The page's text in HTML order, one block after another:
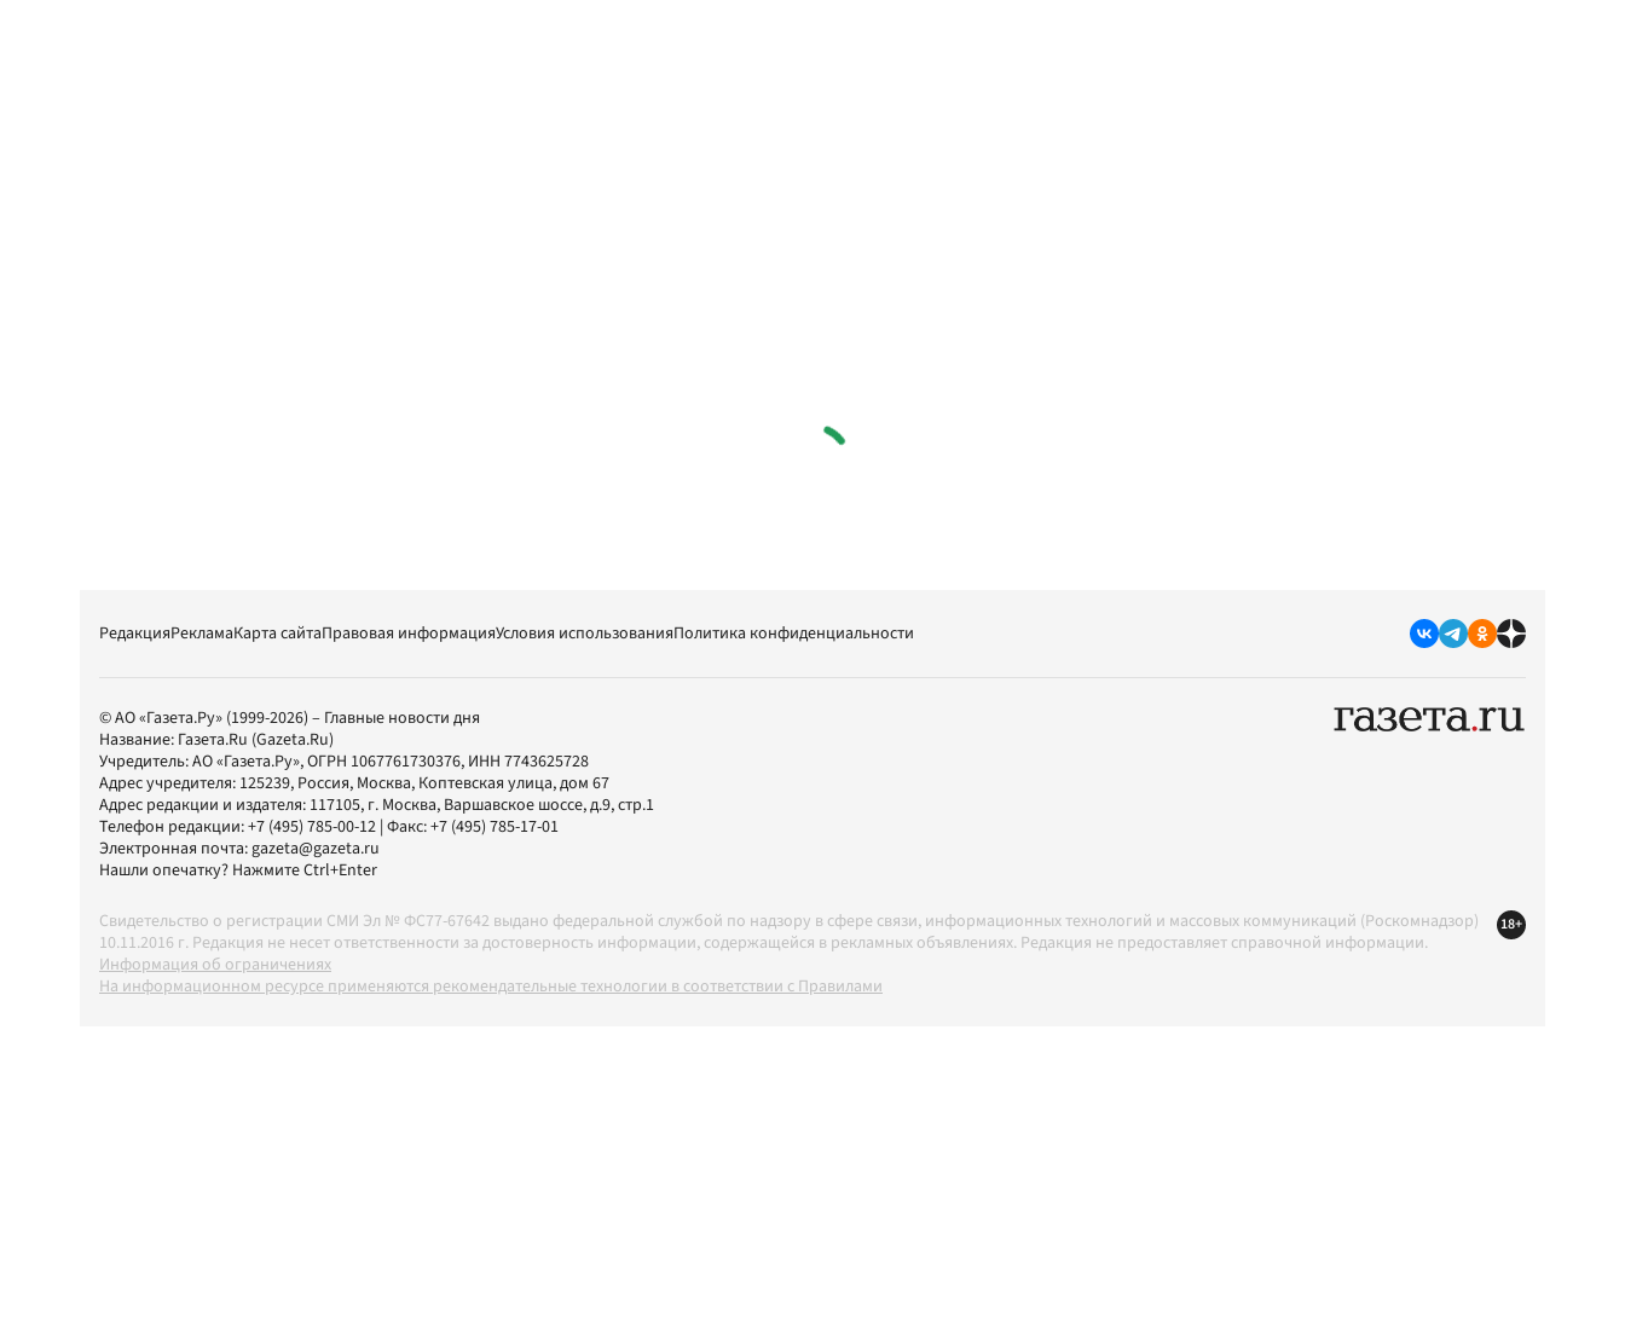
РедакцияРекламаКарта сайтаПравовая информацияУсловия использованияПолитика конфиденциальности
© АО «Газета.Ру» (1999-2026) – Главные новости дня
Название: Газета.Ru (Gazeta.Ru)
Учредитель:АО «Газета.Ру», ОГРН 1067761730376, ИНН 7743625728
Адрес учредителя: 125239, Россия, Москва, Коптевская улица, дом 67
Адрес редакции и издателя: 117105, г. Москва, Варшавское шоссе, д.9, стр.1
Телефон редакции:+7 (495) 785-00-12 | Факс:+7 (495) 785-17-01
Электронная почта:gazeta@gazeta.ru
Нашли опечатку? Нажмите Ctrl+Enter
Свидетельство о регистрации СМИ Эл № ФС77-67642 выдано федеральной службой по надзору в сфере связи, информационных технологий и массовых коммуникаций (Роскомнадзор)
10.11.2016 г. Редакция не несет ответственности за достоверность информации, содержащейся в рекламных объявлениях. Редакция не предоставляет справочной информации.
Информация об ограничениях
На информационном ресурсе применяются рекомендательные технологии в соответствии с Правилами
18+